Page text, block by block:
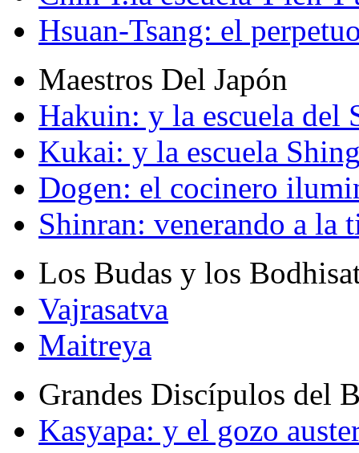
Hsuan-Tsang: el
Maestros Del Japón
Hakuin: y la escuela del
Kukai: y la escuela
Dogen: el cocinero
Shinran: venerando a la
Los Budas y los
Vajrasatva
Maitreya
Grandes Discípulos del
Kasyapa: y el gozo